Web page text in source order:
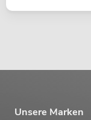
Unsere Marken